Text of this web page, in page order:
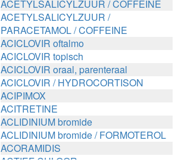
ACETYLSALICYLZUUR / COFFEINE
ACETYLSALICYLZUUR /
PARACETAMOL / COFFEINE
ACICLOVIR oftalmo
ACICLOVIR topisch
ACICLOVIR oraal, parenteraal
ACICLOVIR / HYDROCORTISON
ACIPIMOX
ACITRETINE
ACLIDINIUM bromide
ACLIDINIUM bromide / FORMOTEROL
ACORAMIDIS